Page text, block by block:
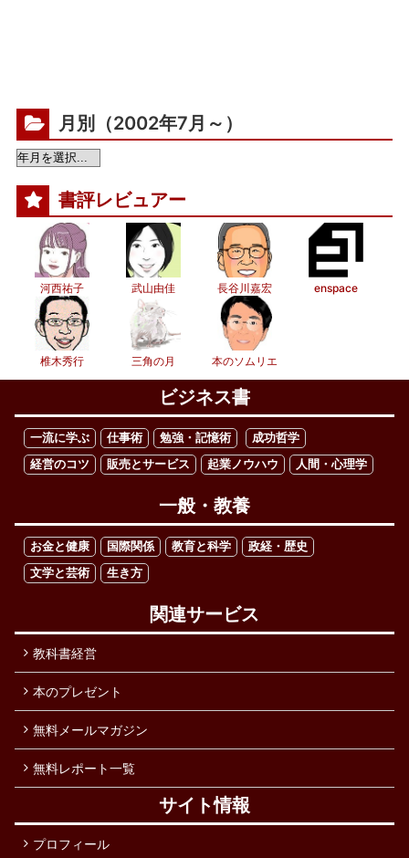
月別（2002年7月～）
書評レビュアー
河西祐子 武山由佳 長谷川嘉宏 enspace
椎木秀行 三角の月 本のソムリエ
ビジネス書
一流に学ぶ 仕事術 勉強・記憶術
成功哲学
経営のコツ
販売とサービス 起業ノウハウ 人間・心理学
一般・教養
お金と健康 国際関係 教育と科学
政経・歴史
文学と芸術
生き方
関連サービス
教科書経営
本のプレゼント
無料メールマガジン
無料レポート一覧
サイト情報
プロフィール